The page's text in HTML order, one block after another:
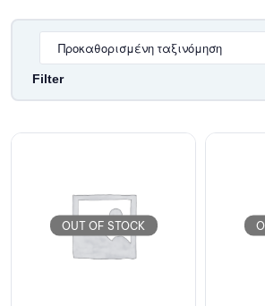
Filter
OUT OF STOCK